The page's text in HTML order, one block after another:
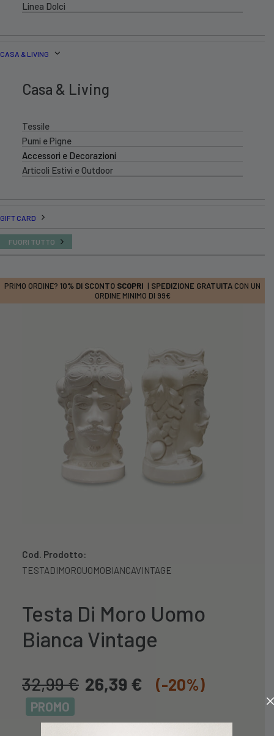
Linea Dolci
CASA & LIVING
Casa & Living
Tessile
Pumi e Pigne
Accessori e Decorazioni
Articoli Estivi e Outdoor
GIFT CARD
FUORI TUTTO
PRIMO ORDINE? 10% DI SCONTO SCOPRI | SPEDIZIONE GRATUITA CON UN
ORDINE MINIMO DI 99€
Cod. Prodotto:
TESTADIMOROUOMOBIANCAVINTAGE
Testa Di Moro Uomo
Bianca Vintage
32,99€ 26,39 € (-20%)
PROMO